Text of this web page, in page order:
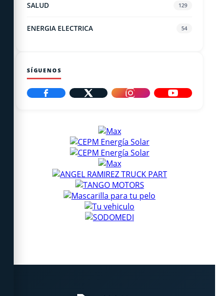
SALUD 129
ENERGIA ELECTRICA 54
SÍGUENOS